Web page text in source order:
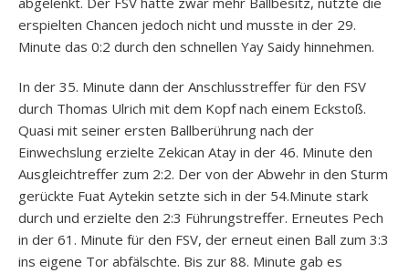
erspielten Chancen jedoch nicht und musste in der 29.
Minute das 0:2 durch den schnellen Yay Saidy hinnehmen.
In der 35. Minute dann der Anschlusstreffer für den FSV
durch Thomas Ulrich mit dem Kopf nach einem Eckstoß.
Quasi mit seiner ersten Ballberührung nach der
Einwechslung erzielte Zekican Atay in der 46. Minute den
Ausgleichtreffer zum 2:2. Der von der Abwehr in den Sturm
gerückte Fuat Aytekin setzte sich in der 54.Minute stark
durch und erzielte den 2:3 Führungstreffer. Erneutes Pech
in der 61. Minute für den FSV, der erneut einen Ball zum 3:3
ins eigene Tor abfälschte. Bis zur 88. Minute gab es